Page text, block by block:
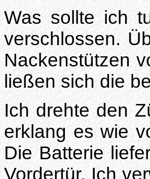
Was sollte ich
verschlossen.
Nackenstützen
ließen sich die
Ich drehte den
erklang es wie
Die Batterie
Vordertür. Ich